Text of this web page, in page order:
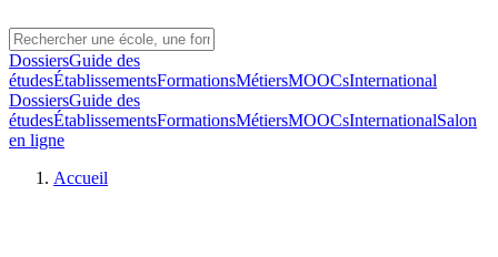
DossiersGuide des
étudesÉtablissementsFormationsMétiersMOOCsInternational
DossiersGuide des
étudesÉtablissementsFormationsMétiersMOOCsInternationalSalon
en ligne
Accueil